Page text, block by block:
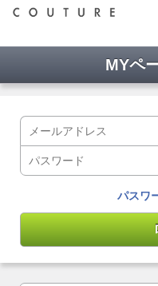
MYペ
パスワ